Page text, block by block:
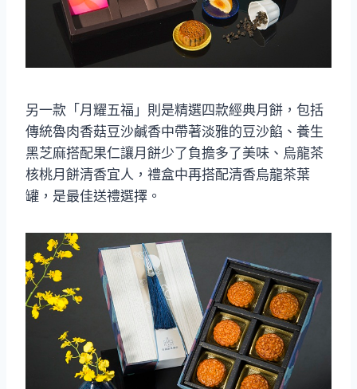
另一款「月耀五福」則是精選四款經典月餅，包括
傳統魯肉香菇豆沙鹹香中帶著淡雅的豆沙餡、養生
黑芝麻搭配果仁讓月餅少了負擔多了美味、烏龍茶
核桃月餅清香宜人，禮盒中再搭配清香烏龍茶葉
罐，是最佳送禮選擇。